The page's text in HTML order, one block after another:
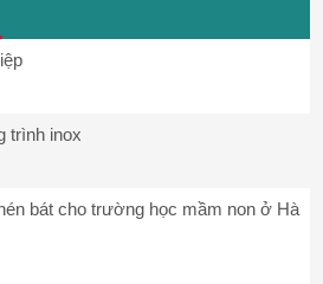
trình inox
bát cho trường học mầm non ở Hà